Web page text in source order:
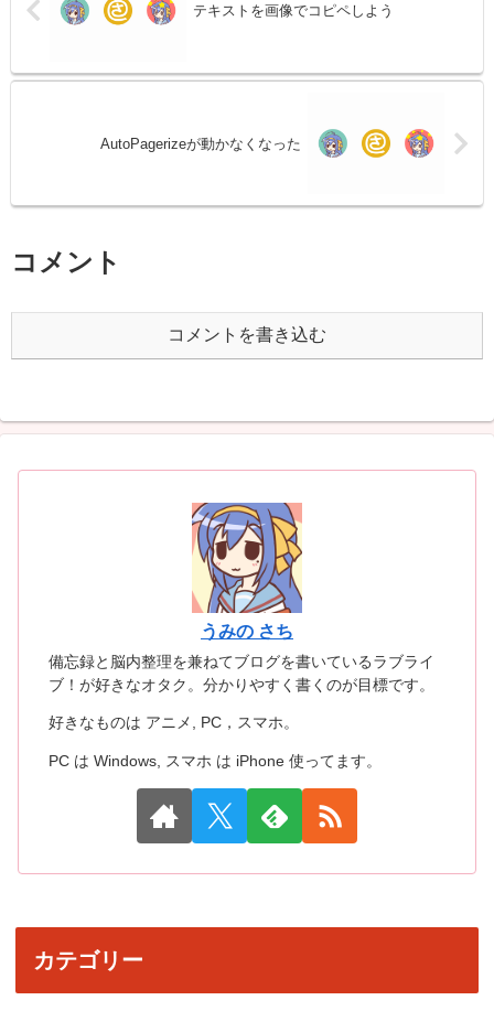
テキストを画像でコピペしよう
AutoPagerizeが動かなくなった
コメント
コメントを書き込む
うみの さち
備忘録と脳内整理を兼ねてブログを書いているラブライ
ブ！が好きなオタク。分かりやすく書くのが目標です。
好きなものは アニメ, PC，スマホ。
PC は Windows, スマホ は iPhone 使ってます。
カテゴリー